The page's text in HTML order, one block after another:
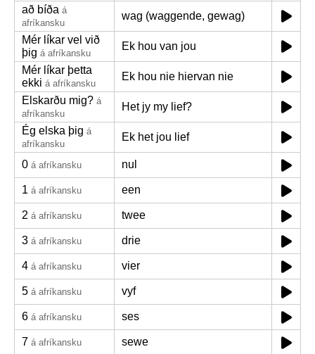
að bíða á
afríkansku
wag (waggende, gewag)
Mér líkar vel við
þig á afríkansku
Ek hou van jou
Mér líkar þetta
ekki á afríkansku
Ek hou nie hiervan nie
Elskarðu mig? á
afríkansku
Het jy my lief?
Ég elska þig á
afríkansku
Ek het jou lief
0 á afríkansku nul
1 á afríkansku een
2 á afríkansku twee
3 á afríkansku drie
4 á afríkansku vier
5 á afríkansku vyf
6 á afríkansku ses
7 á afríkansku sewe